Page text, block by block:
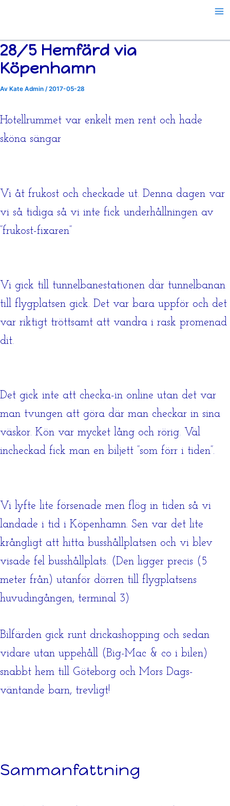
28/5 Hemfärd via
Köpenhamn
Av Kate Admin /2017-05-28
Hotellrummet var enkelt men rent och hade
sköna sängar
Vi åt frukost och checkade ut. Denna dagen var
vi så tidiga så vi inte fick underhållningen av
”frukost-fixaren”
Vi gick till tunnelbanestationen där tunnelbanan
till flygplatsen gick. Det var bara uppför och det
var riktigt tröttsamt att vandra i rask promenad
dit.
Det gick inte att checka-in online utan det var
man tvungen att göra där man checkar in sina
väskor. Kön var mycket lång och rörig. Väl
incheckad fick man en biljett ”som förr i tiden”.
Vi lyfte lite försenade men flög in tiden så vi
landade i tid i Köpenhamn. Sen var det lite
krångligt att hitta busshållplatsen och vi blev
visade fel busshållplats. (Den ligger precis (5
meter från) utanför dörren till flygplatsens
huvudingången, terminal 3)
Bilfärden gick runt drickashopping och sedan
vidare utan uppehåll (Big-Mac & co i bilen)
snabbt hem till Göteborg och Mors Dags-
väntande barn, trevligt!
Sammanfattning